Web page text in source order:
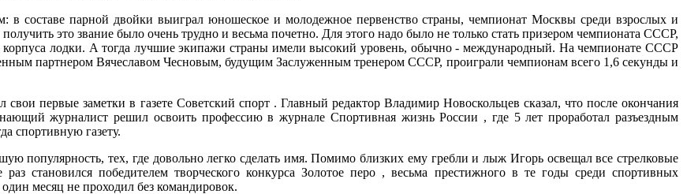
составе парной двойки выиграл юношеское и молодежное первенство страны, чемпионат Москвы среди взрослых и
это звание было очень трудно и весьма почетно. Для этого надо было не только стать призером чемпионата СССР,
корпуса лодки. А тогда лучшие экипажи страны имели высокий уровень, обычно - международный. На чемпионате СССР
партнером Вячеславом Чесновым, будущим Заслуженным тренером СССР, проиграли чемпионам всего 1,6 секунды и
первые заметки в газете Советский спорт . Главный редактор Владимир Новоскольцев сказал, что после окончания
журналист решил освоить профессию в журнале Спортивная жизнь России , где 5 лет проработал разъездным
спортивную газету.
популярность, тех, где довольно легко сделать имя. Помимо близких ему гребли и лыж Игорь освещал все стрелковые
становился победителем творческого конкурса Золотое перо , весьма престижного в те годы среди спортивных
месяц не проходил без командировок.